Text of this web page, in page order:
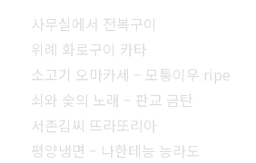
사무실에서 전복구이
위례 화로구이 카타
소고기 오마카세 – 모퉁이우 ripe
쇠와 숯의 노래 – 판교 금탄
서촌김씨 뜨라또리아
평양냉면 – 나한테능 능라도